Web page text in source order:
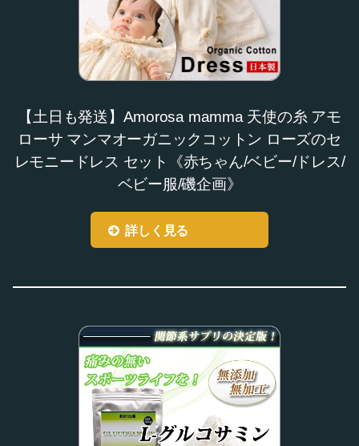
【土日も発送】Amorosa mamma 天使の糸 アモ
ローサ マンマオーガニックコットン ローズのセ
レモニードレス セット《赤ちゃん/ベビー/ドレス/
ベビー服/磯企画》
詳しく見る